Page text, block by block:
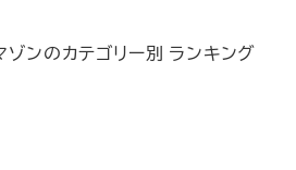
ンのカテゴリー別 ランキング